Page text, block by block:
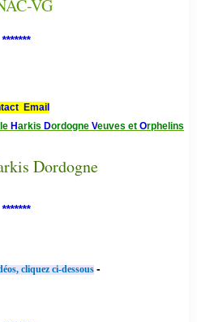
*******
Email
Harkis Dordogne Veuves et Orphelins
*******
cliquez ci-dessous -